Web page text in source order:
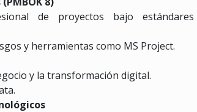
de proyectos bajo estándares
y herramientas como MS Project.
y la transformación digital.